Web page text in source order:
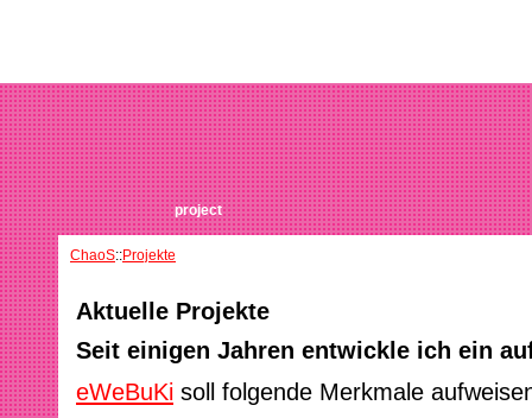
project
ChaoS::Projekte
Aktuelle Projekte
Seit einigen Jahren entwickle ich ein
eWeBuKi soll folgende Merkmale